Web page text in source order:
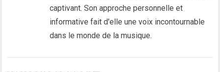
captivant. Son approche personnelle et
informative fait d'elle une voix incontournable
dans le monde de la musique.